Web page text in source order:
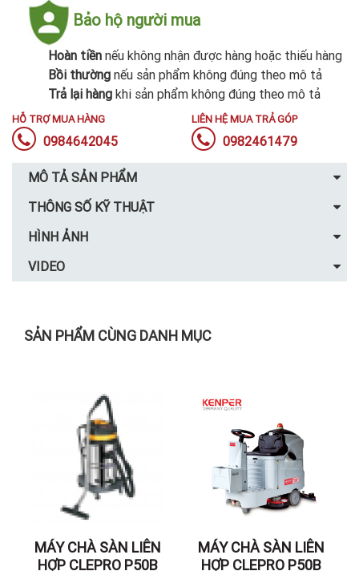
Bảo hộ người mua
Hoàn tiền nếu không nhận được hàng hoặc thiếu hàng
Bồi thường nếu sản phẩm không đúng theo mô tả
Trả lại hàng khi sản phẩm không đúng theo mô tả
HỖ TRỢ MUA HÀNG
0984642045
LIÊN HỆ MUA TRẢ GÓP
0982461479
MÔ TẢ SẢN PHẨM
THÔNG SỐ KỸ THUẬT
HÌNH ẢNH
VIDEO
SẢN PHẨM CÙNG DANH MỤC
MÁY CHÀ SÀN LIÊN
HỢP CLEPRO P50B
MÁY CHÀ SÀN LIÊN
HỢP CLEPRO P50B